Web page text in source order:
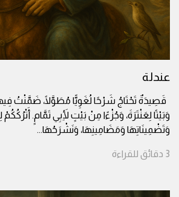
عندلة
قَصِيدَةٌ تَحْتَاجُ شَرْحًا لُغَوِيًّا مُطَوَّلًا، ضَمَّنْتُ فِيهَا
وَبَيْتًا لِعَنْتَرَةَ، وَجُزْءًا مِنْ بَيْتٍ لِأَبِي تَمَّامٍ.
وَتَضْمِينَاتِهَا وَمَضَامِينِهَا، وَنَشْرَحُهَا...
3 دقائق للقراءة